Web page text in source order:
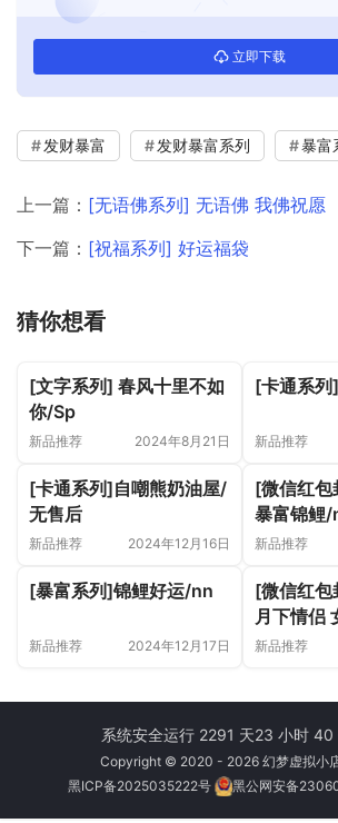
立即下载
发财暴富 发财暴富系列 暴富
上一篇： [无语佛系列] 无语佛 我佛祝愿
下一篇： [祝福系列] 好运福袋
猜你想看
[文字系列] 春风十里不如
你/Sp
新品推荐 2024年8月21日
[卡通系
新品推荐
[卡通系列]自嘲熊奶油屋/
无售后
新品推荐 2024年12月16日
[微信红包
暴富锦鲤/
新品推荐
[暴富系列]锦鲤好运/nn
新品推荐 2024年12月17日
[微信红包
月下情侣
新品推荐
系统安全运行 2291 天23 小时 40
Copyright © 2020 - 2026 幻梦虚拟小
黑ICP备2025035222号
黑公网安备